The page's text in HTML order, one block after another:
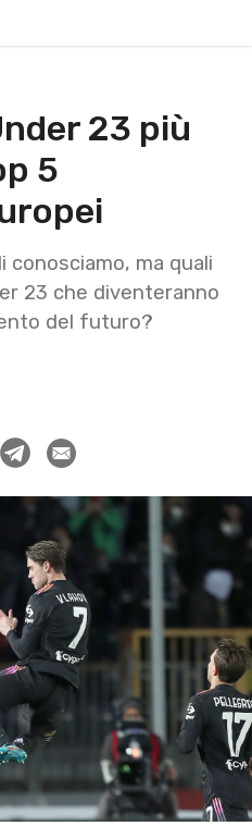
23 più
5
conosciamo, ma quali
23 che diventeranno
del futuro?